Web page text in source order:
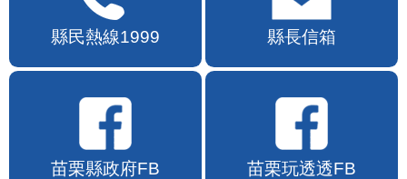
縣民熱線1999 縣長信箱
苗栗縣政府FB 苗栗玩透透FB